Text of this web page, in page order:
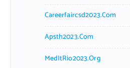
Careerfaircsd2023.com
Apsth2023.com
MedItRio2023.org